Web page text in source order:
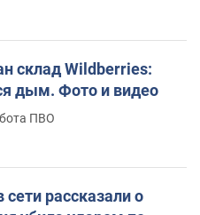
склад Wildberries:
дым. Фото и видео
ПВО
рассказали о